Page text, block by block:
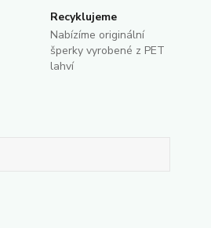
Recyklujeme
Nabízíme originální
šperky vyrobené z PET
lahví